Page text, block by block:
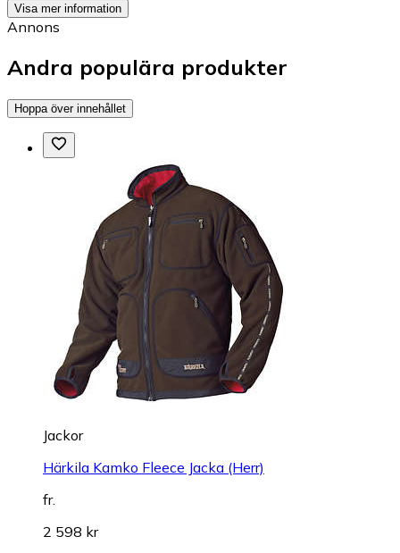
Visa mer information
Annons
Andra populära produkter
Hoppa över innehållet
Jackor
Härkila Kamko Fleece Jacka (Herr)
fr.
2 598 kr